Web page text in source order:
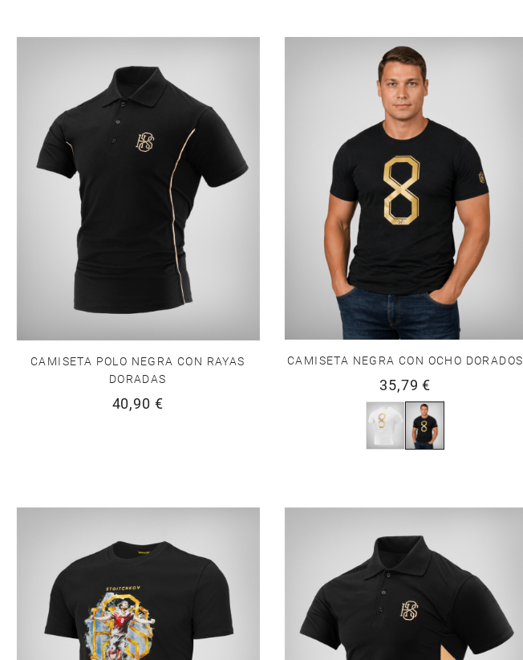
CAMISETA POLO NEGRA CON RAYAS
DORADAS
40,90 €
CAMISETA NEGRA CON OCHO DORADOS
35,79 €